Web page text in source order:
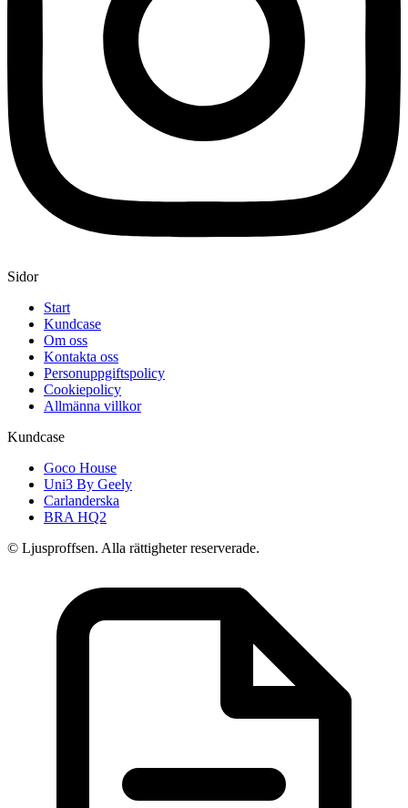
Sidor
Start
Kundcase
Om oss
Kontakta oss
Personuppgiftspolicy
Cookiepolicy
Allmänna villkor
Kundcase
Goco House
Uni3 By Geely
Carlanderska
BRA HQ2
© Ljusproffsen. Alla rättigheter reserverade.